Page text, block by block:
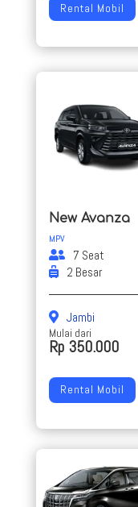
Rental Mobil
New Avanza
MPV
7 Seat
2 Besar
Jambi
Mulai dari
Rp 350.000
Rental Mobil